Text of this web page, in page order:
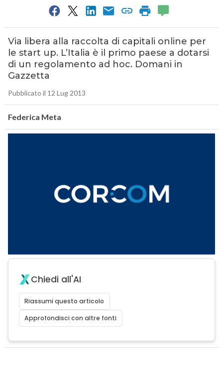
Via libera alla raccolta di capitali online per
le start up. L’Italia è il primo paese a dotarsi
di un regolamento ad hoc. Domani in
Gazzetta
Pubblicato il 12 Lug 2013
Federica Meta
Chiedi all'AI
Riassumi questo articolo
Approfondisci con altre fonti